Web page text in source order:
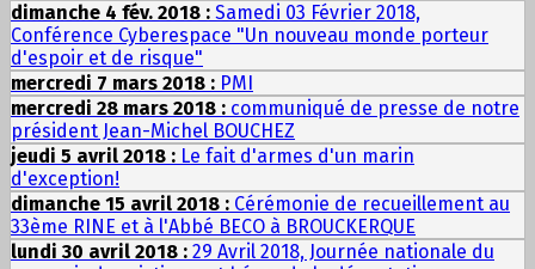
dimanche 4 fév. 2018 : Samedi 03 Février 2018,
Conférence Cyberespace "Un nouveau monde porteur
d'espoir et de risque"
mercredi 7 mars 2018 : PMI
mercredi 28 mars 2018 : communiqué de presse de notre
président Jean-Michel BOUCHEZ
jeudi 5 avril 2018 : Le fait d'armes d'un marin
d'exception!
dimanche 15 avril 2018 : Cérémonie de recueillement au
33ème RINE et à l'Abbé BECO à BROUCKERQUE
lundi 30 avril 2018 : 29 Avril 2018, Journée nationale du